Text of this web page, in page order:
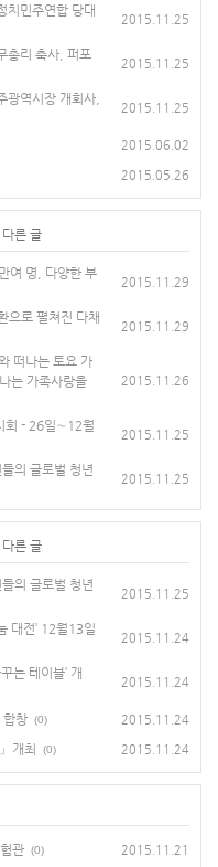
치민주연합 당대
2015.11.25
총리 축사, 퍼포
2015.11.25
광역시장 개회사,
2015.11.25
2015.06.02
2015.05.26
른 글
여 명, 다양한 부
2015.11.29
으로 펼쳐진 다채
2015.11.29
떠나는 토요 가
는 가족사랑을
2015.11.26
회 - 26일∼12월
2015.11.25
의 글로벌 청년
2015.11.25
른 글
의 글로벌 청년
2015.11.25
대전’ 12월13일
2015.11.24
는 테이블’ 개
2015.11.24
합창 (0) 2015.11.24
개최 (0) 2015.11.24
관 (0) 2015.11.21